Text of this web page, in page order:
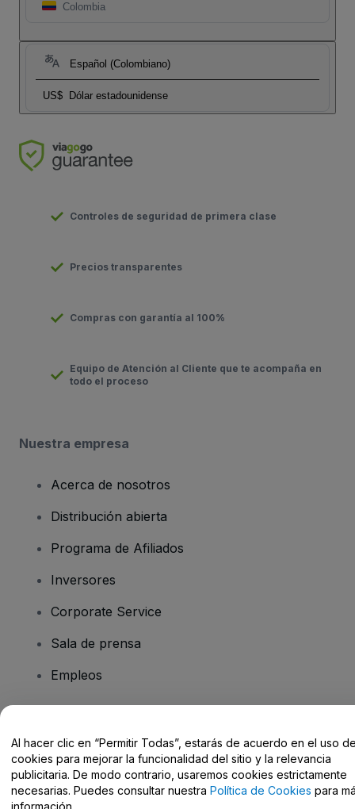
Colombia
Español (Colombiano)
US$ Dólar estadounidense
Controles de seguridad de primera clase
Precios transparentes
Compras con garantía al 100%
Equipo de Atención al Cliente que te acompaña en
todo el proceso
Nuestra empresa
Acerca de nosotros
Distribución abierta
Programa de Afiliados
Inversores
Corporate Service
Sala de prensa
Empleos
Centro de Ayuda / Contacto
Al hacer clic en “Permitir Todas”, estarás de acuerdo en el uso
cookies para mejorar la funcionalidad del sitio y la relevancia
publicitaria. De modo contrario, usaremos cookies estrictamente
necesarias. Puedes consultar nuestra Política de Cookies para
información.